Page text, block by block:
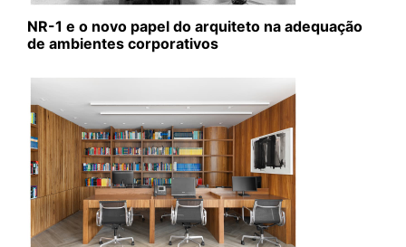
NR-1 e o novo papel do arquiteto na adequação
de ambientes corporativos